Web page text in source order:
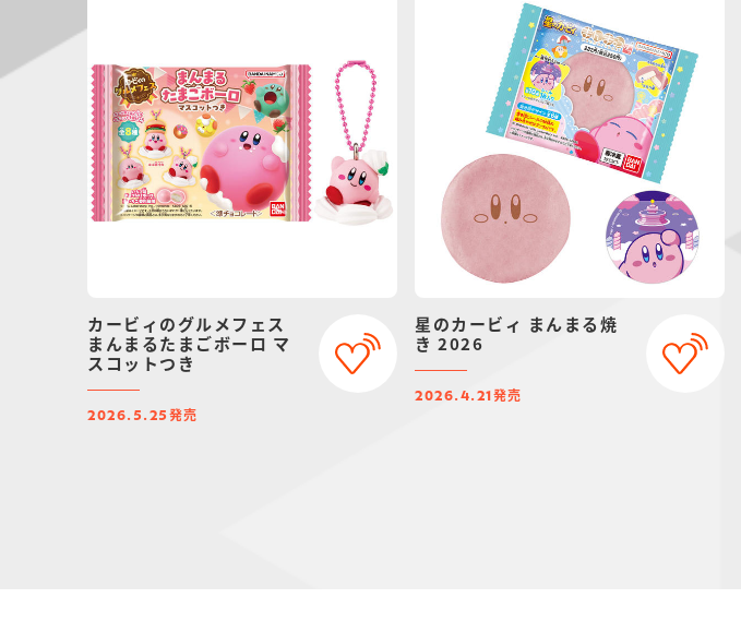
カービィのグルメフェス
まんまるたまごボーロ マ
スコットつき
2026.5.25 発売
星のカービィ まんまる焼
き 2026
2026.4.21 発売